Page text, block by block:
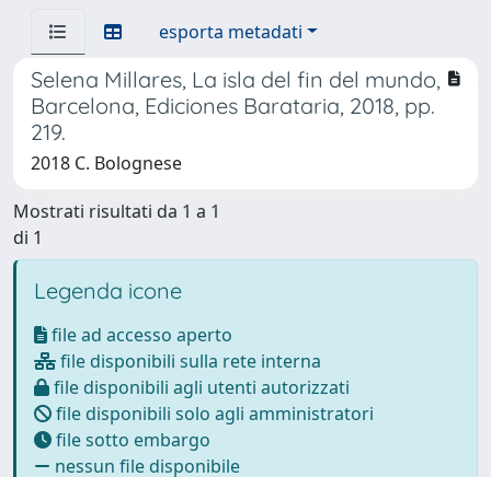
esporta metadati
Selena Millares, La isla del fin del mundo,
Barcelona, Ediciones Barataria, 2018, pp.
219.
2018 C. Bolognese
Mostrati risultati da 1 a 1
di 1
Legenda icone
file ad accesso aperto
file disponibili sulla rete interna
file disponibili agli utenti autorizzati
file disponibili solo agli amministratori
file sotto embargo
nessun file disponibile